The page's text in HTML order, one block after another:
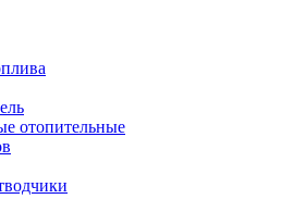
отопительные